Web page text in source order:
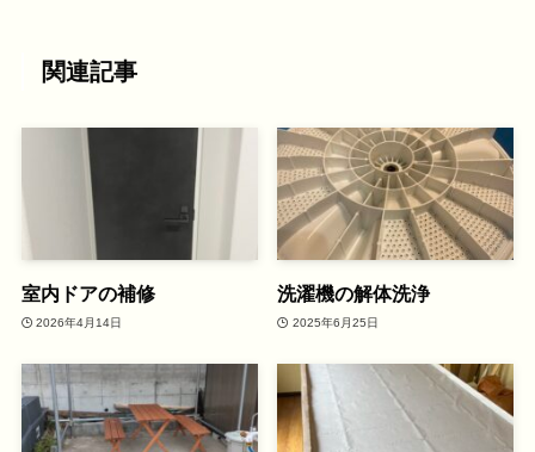
関連記事
室内ドアの補修
2026年4月14日
洗濯機の解体洗浄
2025年6月25日